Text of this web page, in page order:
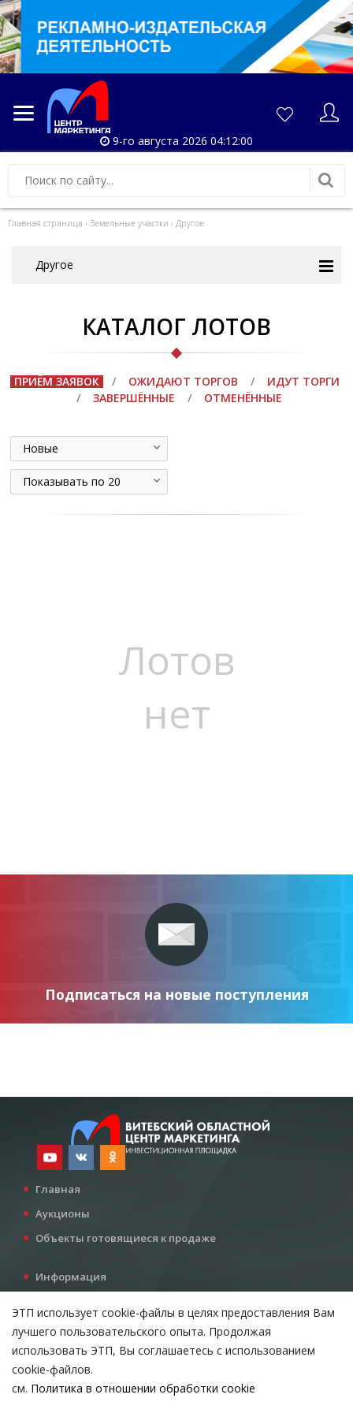
9-го августа 2026 04:12:00
Главная страница › Земельные участки › Другое
Другое
КАТАЛОГ ЛОТОВ
ПРИЁМ ЗАЯВОК / ОЖИДАЮТ ТОРГОВ /
ИДУТ ТОРГИ
/
ЗАВЕРШЁННЫЕ / ОТМЕНЁННЫЕ
Новые
Показывать по 20
Лотов
нет
Подписаться на новые поступления
Главная
Аукционы
Объекты готовящиеся к продаже
Информация
Все для инвестора
Контакты
Возникли вопросы?
ЭТП использует cookie-файлы в целях предоставления Вам
лучшего пользовательского опыта. Продолжая
использовать ЭТП, Вы соглашаетесь с использованием
cookie-файлов.
см. Политика в отношении обработки cookie